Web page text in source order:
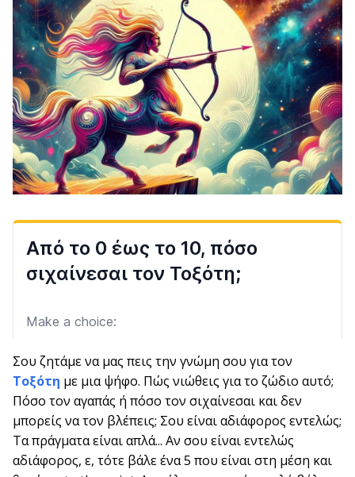
Σου ζητάμε να μας πεις την γνώμη σου για τον
Τοξότη με μια ψήφο. Πώς νιώθεις για το ζώδιο αυτό;
Πόσο τον αγαπάς ή πόσο τον σιχαίνεσαι και δεν
μπορείς να τον βλέπεις; Σου είναι αδιάφορος εντελώς;
Τα πράγματα είναι απλά... Αν σου είναι εντελώς
αδιάφορος, ε, τότε βάλε ένα 5 που είναι στη μέση και